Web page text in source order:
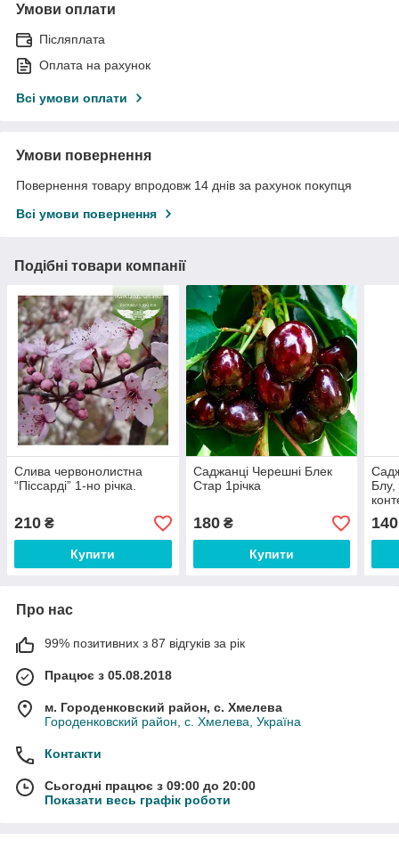
Умови оплати
Післяплата
Оплата на рахунок
Всі умови оплати
Умови повернення
Повернення товару впродовж 14 днів за рахунок покупця
Всі умови повернення
Подібні товари компанії
Слива червонолистна
“Піссарді” 1-но річка.
210 ₴
Купити
Саджанці Черешні Блек
Стар 1річка
180₴
Купити
Блу,
140
Про нас
99% позитивних з 87 відгуків за рік
Працює з 05.08.2018
м. Городенковский район, с. Хмелева
Городенковский район, с. Хмелева, Україна
Контакти
Сьогодні працює з 09:00 до 20:00
Показати весь графік роботи